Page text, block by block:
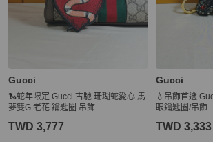
Gucci
🐍蛇年限定 Gucci 古馳 珊瑚蛇愛心 馬
夢雙G 老花 鑰匙圈 吊飾
TWD 3,777
Gucci
💧吊飾首選
眼鑰匙圈/吊飾
TWD 3,333